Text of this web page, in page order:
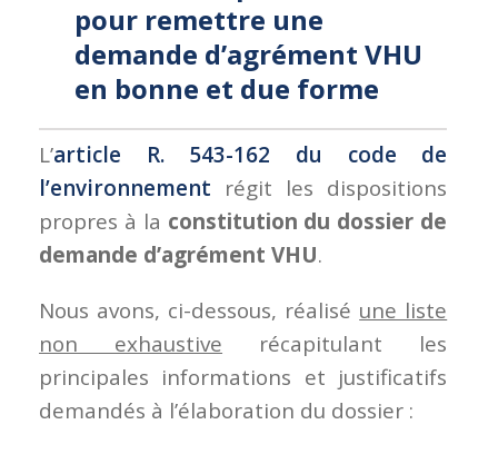
pour remettre une
demande d’agrément VHU
en bonne et due forme
L’article R. 543-162 du code de
l’environnement régit les dispositions
propres à la constitution du dossier de
demande d’agrément VHU.
Nous avons, ci-dessous, réalisé une liste
non exhaustive récapitulant les
principales informations et justificatifs
demandés à l’élaboration du dossier :